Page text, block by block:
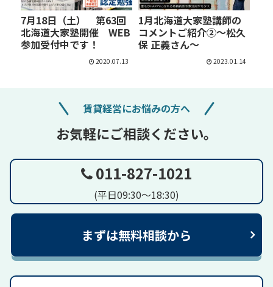
7月18日（土） 第63回
北海道大家塾開催 WEB
参加受付中です！
2020.07.13
1月北海道大家塾講師の
コメントご紹介②～松久
保 正義さん～
2023.01.14
賃貸経営にお悩みの方へ
お気軽にご相談ください。
011-827-1021
(平日09:30～18:30)
まずは無料相談から